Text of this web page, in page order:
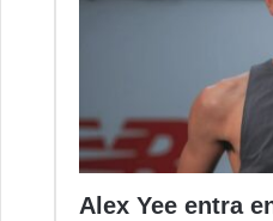
Alex Yee entra